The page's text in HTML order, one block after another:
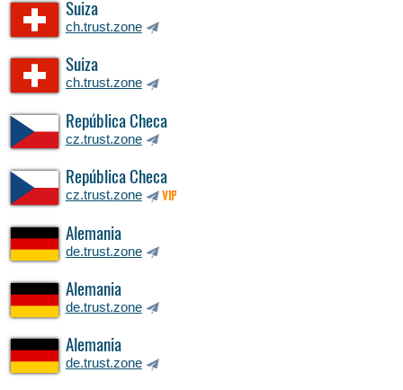
Suiza
ch.trust.zone
Suiza
ch.trust.zone
República Checa
cz.trust.zone
República Checa
cz.trust.zone VIP
Alemania
de.trust.zone
Alemania
de.trust.zone
Alemania
de.trust.zone